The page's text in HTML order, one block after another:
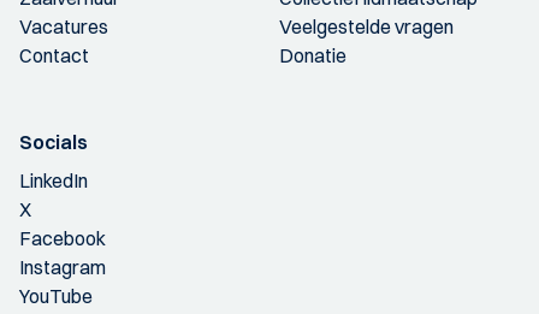
Vacatures
Contact
Veelgestelde vragen
Donatie
Socials
LinkedIn
X
Facebook
Instagram
YouTube